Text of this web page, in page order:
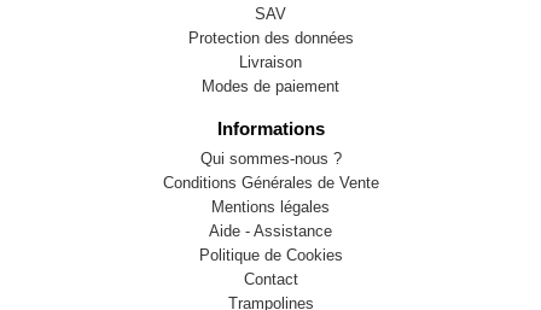
SAV
Protection des données
Livraison
Modes de paiement
Informations
Qui sommes-nous ?
Conditions Générales de Vente
Mentions légales
Aide - Assistance
Politique de Cookies
Contact
Trampolines